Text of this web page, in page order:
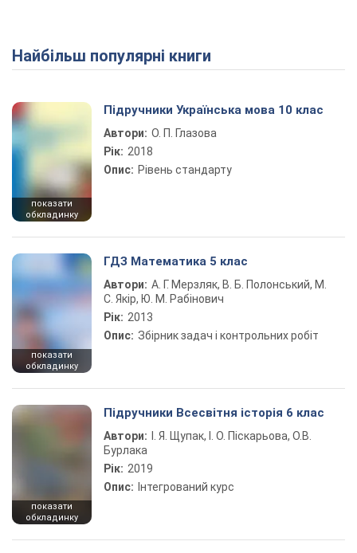
Найбільш популярні книги
показати
обкладинку
Підручники Українська мова 10 клас
Автори: О. П. Глазова
Рік: 2018
Опис: Рівень стандарту
показати
обкладинку
ГДЗ Математика 5 клас
Автори: А. Г. Мерзляк, В. Б. Полонський, М.
С. Якір, Ю. М. Рабінович
Рік: 2013
Опис: Збірник задач і контрольних робіт
показати
обкладинку
Підручники Всесвітня історія 6 клас
Автори:
І. Я. Щупак, І. О. Піскарьова, О.В.
Бурлака
Рік: 2019
Опис: Інтегрований курс